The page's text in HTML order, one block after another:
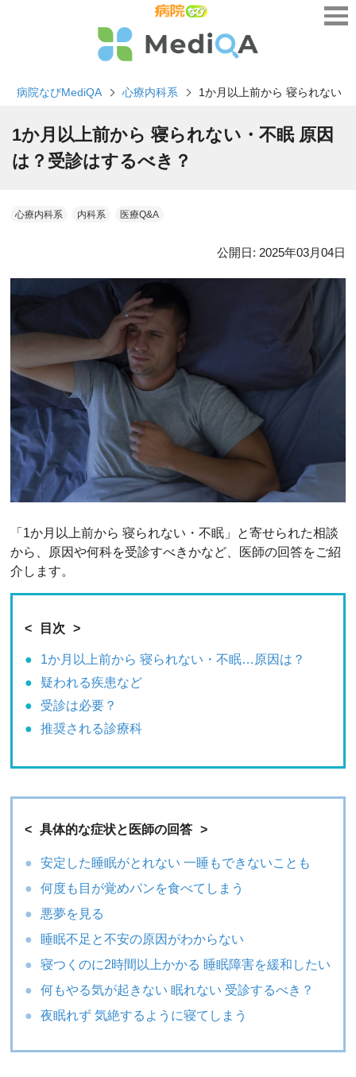
病院なびMediQA 心療内科系 1か月以上前から 寝られない
1か月以上前から 寝られない・不眠 原因
は？受診はするべき？
心療内科系 内科系 医療Q&A
公開日: 2025年03月04日
「1か月以上前から 寝られない・不眠」と寄せられた相談
から、原因や何科を受診すべきかなど、医師の回答をご紹
介します。
目次
1か月以上前から 寝られない・不眠…原因は？
疑われる疾患など
受診は必要？
推奨される診療科
具体的な症状と医師の回答
安定した睡眠がとれない 一睡もできないことも
何度も目が覚めパンを食べてしまう
悪夢を見る
睡眠不足と不安の原因がわからない
寝つくのに2時間以上かかる 睡眠障害を緩和したい
何もやる気が起きない 眠れない 受診するべき？
夜眠れず 気絶するように寝てしまう